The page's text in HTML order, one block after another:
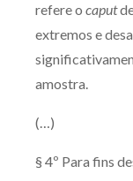
refere o caput
extremos e
amostra.
(…)
§ 4º Para fins